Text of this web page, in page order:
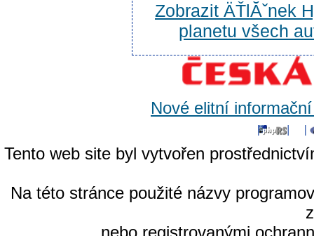
Zobrazit ÄŤlĂˇnek
planetu všech
Nové elitní
Tento web site byl vytvořen
Na této stránce použité názvy
nebo registrovanými